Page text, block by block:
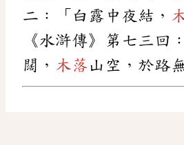
二：「白露中夜結，
《水滸傳》第七三回
闊， 木落山空，於路